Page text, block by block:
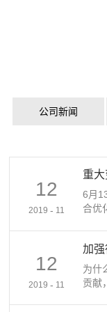
公司新闻
12
2019 - 11
重
6月
合优
12
2019 - 11
加强
为什
贡献